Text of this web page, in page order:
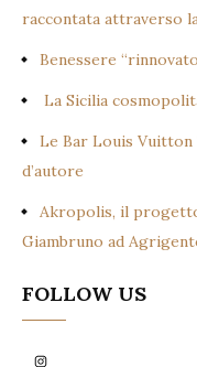
raccontata attraverso
Benessere
La Sicilia
Le Bar Louis Vuitton
d’autore
Akropolis, il
Giambruno ad
FOLLOW US
Instagram